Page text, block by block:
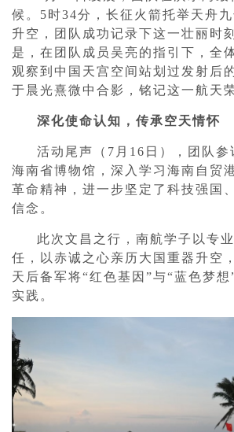
候。5时34分，长征火箭托举天舟
升空，团队成功记录下这一壮丽时
是，在团队成员吴亮的指引下，全
观察到中国天宫空间站划过发射后
于晨光熹微中合影，铭记这一航天
深化使命认知，传承空天情怀
活动尾声（7月16日），团队参
海南省博物馆，深入学习海南自贸
革命精神，进一步坚定了科技强国
信念。
此次文昌之行，南航学子以专
任，以赤诚之心亲历大国重器升空
天后备军将“红色基因”与“蓝色梦
实践。